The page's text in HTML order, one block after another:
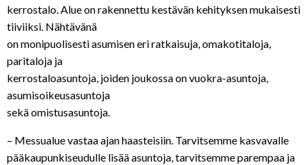
kerrostalo. Alue on rakennettu kestävän kehityksen mukaisesti
tiiviiksi. Nähtävänä
on monipuolisesti asumisen eri ratkaisuja, omakotitaloja,
paritaloja ja
kerrostaloasuntoja, joiden joukossa on vuokra-asuntoja,
asumisoikeusasuntoja
sekä omistusasuntoja.
– Messualue vastaa ajan haasteisiin. Tarvitsemme kasvavalle
pääkaupunkiseudulle lisää asuntoja, tarvitsemme parempaa ja